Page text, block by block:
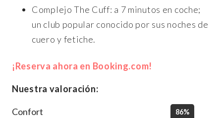
Complejo The Cuff: a 7 minutos en coche;
un club popular conocido por sus noches de
cuero y fetiche.
¡Reserva ahora en Booking.com!
Nuestra valoración:
Confort 86%